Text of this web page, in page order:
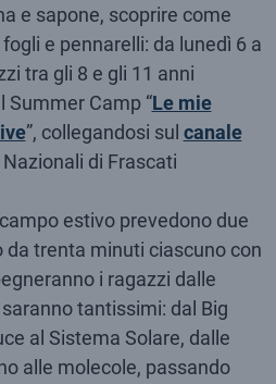
e sapone, scoprire come
e pennarelli: da lunedì 6 a
tra gli 8 e gli 11 anni
Summer Camp “Le mie
”, collegandosi sul canale
di Frascati
estivo prevedono due
da trenta minuti ciascuno con
i ragazzi dalle
tantissimi: dal Big
al Sistema Solare, dalle
alle molecole, passando